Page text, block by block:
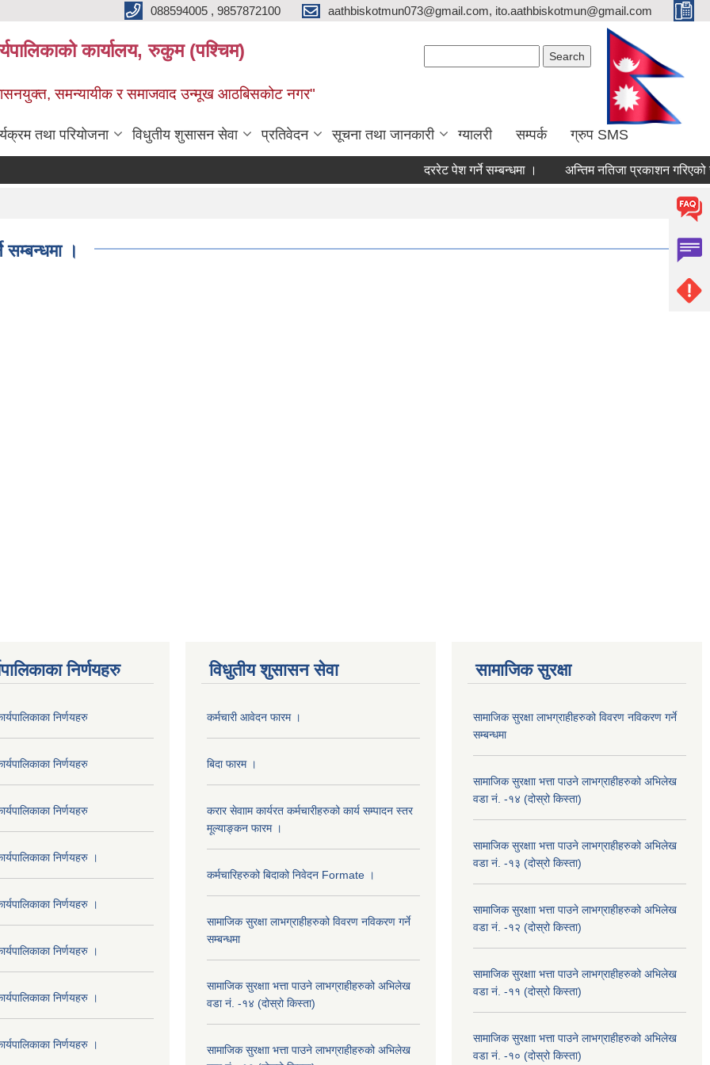
088594005 , 9857872100 aathbiskotmun073@gmail.com, ito.aathbiskotmun@gmail.com
कार्यालय, रुकुम (पश्चिम)
समन्यायीक र समाजवाद उन्मूख आठबिसकोट नगर"
तथा परियोजना विधुतीय शुसासन सेवा प्रतिवेदन सूचना तथा जानकारी ग्यालरी सम्पर्क ग्रुप SMS
दररेट पेश गर्ने सम्बन्धमा । अन्तिम नतिजा प्रकाशन गरिएको सूचना
सम्बन्धमा ।
निर्णयहरु
निर्णयहरु
निर्णयहरु
निर्णयहरु
निर्णयहरु ।
निर्णयहरु ।
निर्णयहरु ।
निर्णयहरु ।
निर्णयहरु ।
विधुतीय शुसासन सेवा
कर्मचारी आवेदन फारम ।
बिदा फारम ।
करार सेवााम कार्यरत कर्मचारीहरुको कार्य सम्पादन स्तर
मूल्याङ्कन फारम ।
कर्मचारिहरुको बिदाको निवेदन Formate ।
सामाजिक सुरक्षा लाभग्राहीहरुको विवरण नविकरण गर्ने
सम्बन्धमा
सामाजिक सुरक्षाा भत्ता पाउने लाभग्राहीहरुको अभिलेख
वडा नं. -१४ (दोस्रो किस्ता)
सामाजिक सुरक्षाा भत्ता पाउने लाभग्राहीहरुको अभिलेख
सामाजिक सुरक्षा
सामाजिक सुरक्षा लाभग्राहीहरुको विवरण नविकरण गर्ने
सम्बन्धमा
सामाजिक सुरक्षाा भत्ता पाउने लाभग्राहीहरुको अभिलेख
वडा नं. -१४ (दोस्रो किस्ता)
सामाजिक सुरक्षाा भत्ता पाउने लाभग्राहीहरुको अभिलेख
वडा नं. -१३ (दोस्रो किस्ता)
सामाजिक सुरक्षाा भत्ता पाउने लाभग्राहीहरुको अभिलेख
वडा नं. -१२ (दोस्रो किस्ता)
सामाजिक सुरक्षाा भत्ता पाउने लाभग्राहीहरुको अभिलेख
वडा नं. -११ (दोस्रो किस्ता)
सामाजिक सुरक्षाा भत्ता पाउने लाभग्राहीहरुको अभिलेख
वडा नं. -१० (दोस्रो किस्ता)